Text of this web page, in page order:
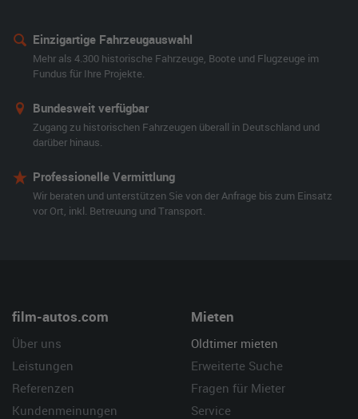
Einzigartige Fahrzeugauswahl
Mehr als 4.300 historische Fahrzeuge, Boote und Flugzeuge im
Fundus für Ihre Projekte.
Bundesweit verfügbar
Zugang zu historischen Fahrzeugen überall in Deutschland und
darüber hinaus.
Professionelle Vermittlung
Wir beraten und unterstützen Sie von der Anfrage bis zum Einsatz
vor Ort, inkl. Betreuung und Transport.
film-autos.com
Über uns
Leistungen
Referenzen
Kundenmeinungen
Mieten
Oldtimer mieten
Erweiterte Suche
Fragen für Mieter
Service